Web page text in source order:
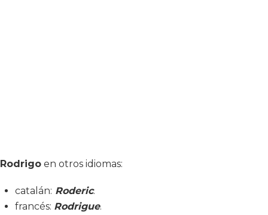
Rodrigo en otros idiomas:
catalán: Roderic.
francés: Rodrigue.